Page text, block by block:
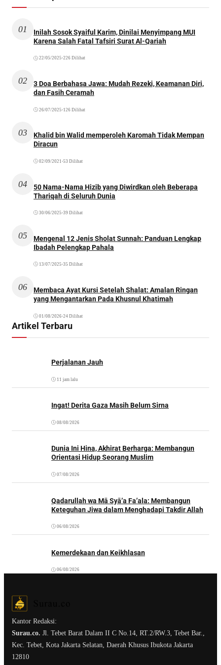
01
Inilah Sosok Syaiful Karim, Dinilai Menyimpang MUI
Karena Salah Fatal Tafsiri Surat Al-Qariah
22/05/2025 •226 Dilihat
02
3 Doa Berbahasa Jawa: Mudah Rezeki, Keamanan Diri,
dan Fasih Ceramah
26/07/2025 •126 Dilihat
03
Khalid bin Walid memperoleh Karomah Tidak Mempan
Diracun
02/09/2021 •53 Dilihat
04
50 Nama-Nama Hizib yang Diwirdkan oleh Beberapa
Thariqah di Seluruh Dunia
30/06/2025 •39 Dilihat
05
Mengenal 12 Jenis Sholat Sunnah: Panduan Lengkap
Ibadah Pelengkap Pahala
13/07/2025 •35 Dilihat
06
Membaca Ayat Kursi Setelah Shalat: Amalan Ringan
yang Mengantarkan Pada Khusnul Khatimah
01/08/2026•24 Dilihat
Artikel Terbaru
Perjalanan Jauh
11 jam lalu
Ingat! Derita Gaza Masih Belum Sirna
08/08/2026
Dunia Ini Hina, Akhirat Berharga: Membangun
Orientasi Hidup Seorang Muslim
07/08/2026
Qadarullah wa Mā Syā’a Fa’ala: Membangun
Keteguhan Jiwa dalam Menghadapi Takdir Allah
06/08/2026
Kemerdekaan dan Keikhlasan
06/08/2026
Kantor Redaksi:
Surau.co. Jl. Tebet Barat Dalam II C No.14, RT.2/RW.3, Tebet Bar.,
Kec. Tebet, Kota Jakarta Selatan, Daerah Khusus Ibukota Jakarta
12810